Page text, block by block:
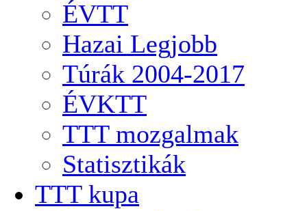
ÉVTT
Hazai Legjobb
Túrák 2004-2017
ÉVKTT
TTT mozgalmak
Statisztikák
TTT kupa